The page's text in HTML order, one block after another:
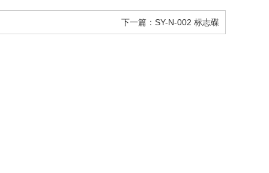
下一篇：SY-N-002 标志碟